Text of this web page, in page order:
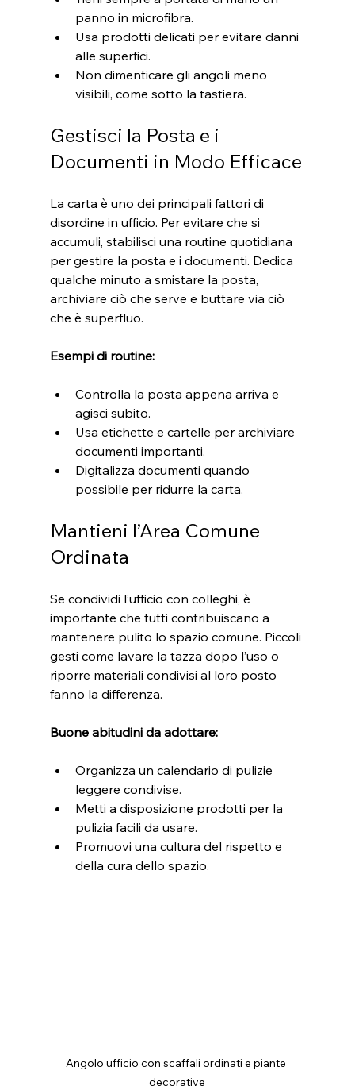
panno in microfibra.
Usa prodotti delicati per evitare danni
alle superfici.
Non dimenticare gli angoli meno
visibili, come sotto la tastiera.
Gestisci la Posta e i
Documenti in Modo Efficace
La carta è uno dei principali fattori di
disordine in ufficio. Per evitare che si
accumuli, stabilisci una routine quotidiana
per gestire la posta e i documenti. Dedica
qualche minuto a smistare la posta,
archiviare ciò che serve e buttare via ciò
che è superfluo.
Esempi di routine:
Controlla la posta appena arriva e
agisci subito.
Usa etichette e cartelle per archiviare
documenti importanti.
Digitalizza documenti quando
possibile per ridurre la carta.
Mantieni l’Area Comune
Ordinata
Se condividi l’ufficio con colleghi, è
importante che tutti contribuiscano a
mantenere pulito lo spazio comune. Piccoli
gesti come lavare la tazza dopo l’uso o
riporre materiali condivisi al loro posto
fanno la differenza.
Buone abitudini da adottare:
Organizza un calendario di pulizie
leggere condivise.
Metti a disposizione prodotti per la
pulizia facili da usare.
Promuovi una cultura del rispetto e
della cura dello spazio.
Angolo ufficio con scaffali ordinati e piante
decorative